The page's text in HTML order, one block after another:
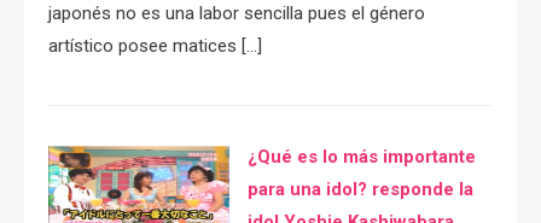
japonés no es una labor sencilla pues el género
artístico posee matices […]
¿Qué es lo más importante
para una idol? responde la